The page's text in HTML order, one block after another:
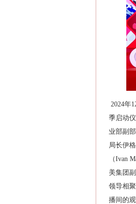
2024年
季启动
业部副
局长伊
（Ivan
美集团
领导相
播间的